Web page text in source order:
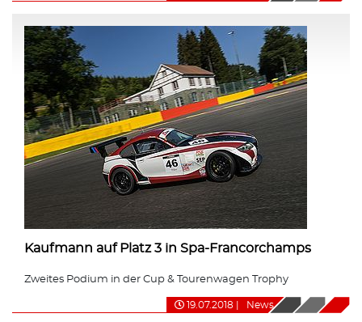
Kaufmann auf Platz 3 in Spa-Francorchamps
Zweites Podium in der Cup & Tourenwagen Trophy
19.07.2018 News